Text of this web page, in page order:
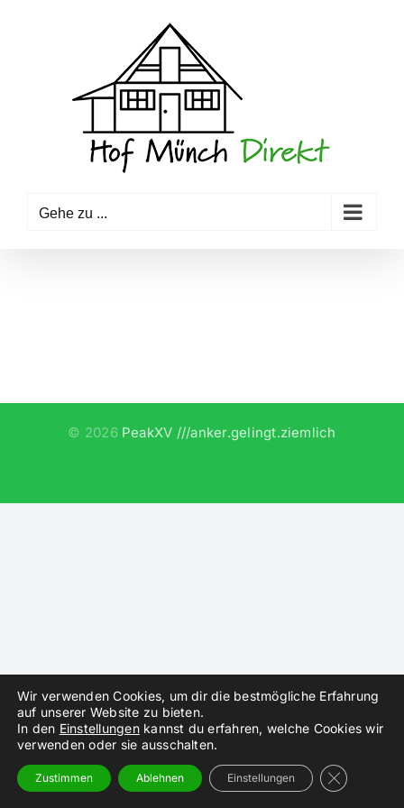
Gehe zu ...
© 2026 PeakXV ///anker.gelingt.ziemlich
Wir verwenden Cookies, um dir die bestmögliche Erfahrung
auf unserer Website zu bieten.
In den Einstellungenkannst du erfahren, welche Cookies wir
verwenden oder sie ausschalten.
Zustimmen Ablehnen Einstellungen GDPR